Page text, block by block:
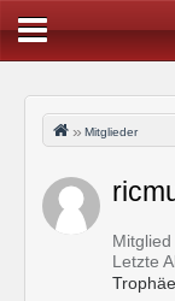
Mitglieder
Letzte